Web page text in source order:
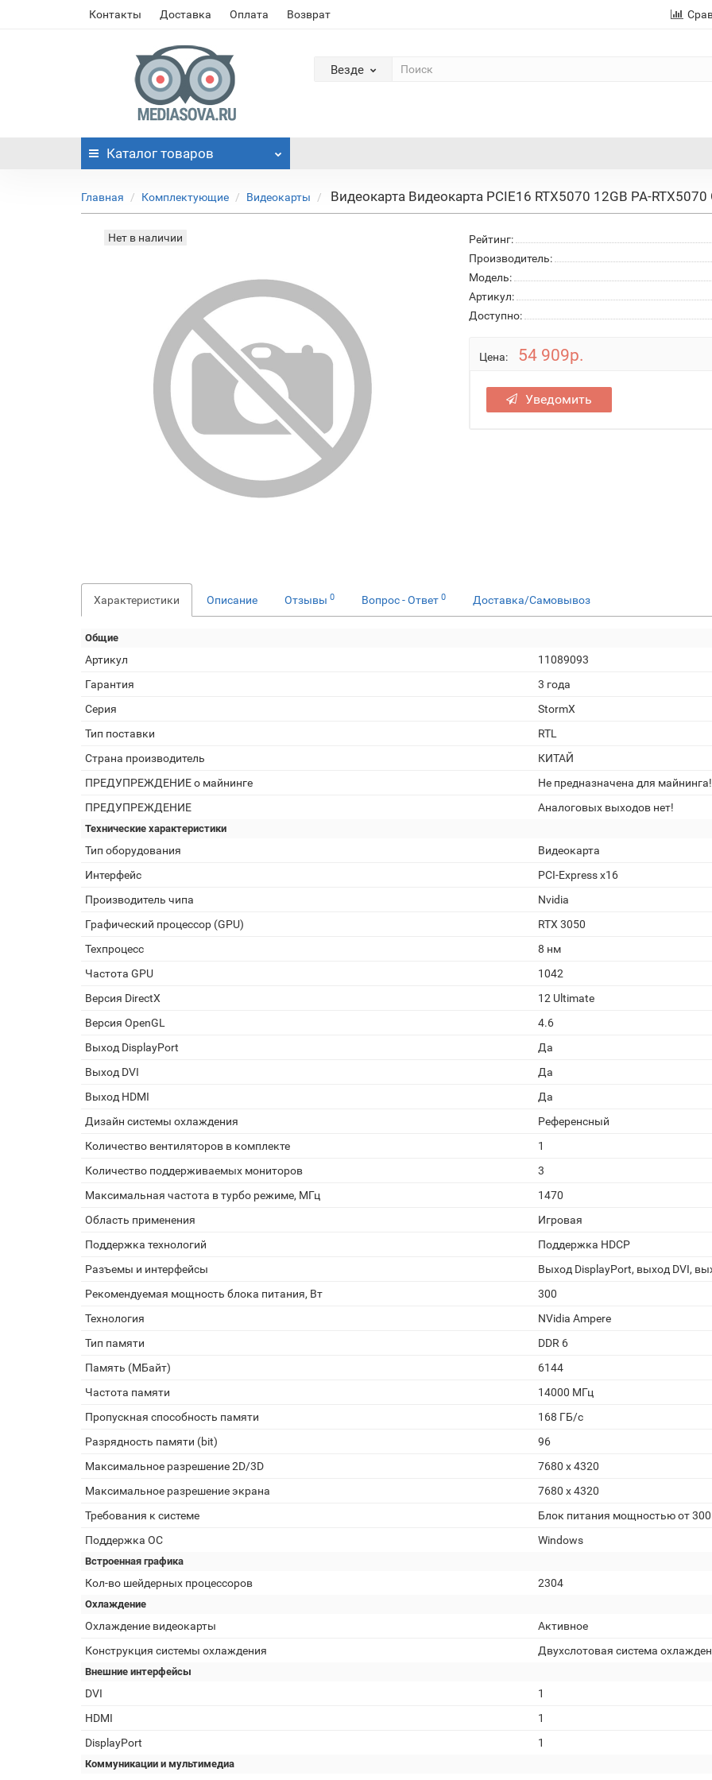
Контакты Доставка Оплата Возврат
Везде
Каталог товаров
Главная Комплектующие Видеокарты Видеокарта Видеокарта PCIE16 RTX5070 12GB PA-RTX5070
Нет в наличии Рейтинг:
Производитель:
Модель:
Артикул:
Доступно:
Цена: 54 909р.
Уведомить
Характеристики Описание Отзывы 0 Вопрос - Ответ 0 Доставка/Самовывоз
Общие
Артикул
11089093
Гарантия
3 года
Серия
StormX
Тип поставки
RTL
Страна производитель
КИТАЙ
ПРЕДУПРЕЖДЕНИЕ о майнинге
Не предназначена для майнинга!
ПРЕДУПРЕЖДЕНИЕ
Аналоговых выходов нет!
Технические характеристики
Тип оборудования
Видеокарта
Интерфейс
PCI-Express x16
Производитель чипа
Nvidia
Графический процессор (GPU)
RTX 3050
Техпроцесс
8 нм
Частота GPU
1042
Версия DirectX
12 Ultimate
Версия OpenGL
4.6
Выход DisplayPort
Да
Выход DVI
Да
Выход HDMI
Да
Дизайн системы охлаждения
Референсный
Количество вентиляторов в комплекте
1
Количество поддерживаемых мониторов
3
Максимальная частота в турбо режиме, МГц
1470
Область применения
Игровая
Поддержка технологий
Поддержка HDCP
Разъемы и интерфейсы
Выход DisplayPort, выход DVI,
Рекомендуемая мощность блока питания, Вт
300
Технология
NVidia Ampere
Тип памяти
DDR 6
Память (МБайт)
6144
Частота памяти
14000 МГц
Пропускная способность памяти
168 ГБ/c
Разрядность памяти (bit)
96
Максимальное разрешение 2D/3D
7680 x 4320
Максимальное разрешение экрана
7680 х 4320
Требования к системе
Блок питания мощностью от
Поддержка ОС
Windows
Встроенная графика
Кол-во шейдерных процессоров 2304
Охлаждение
Охлаждение видеокарты
Активное
Конструкция системы охлаждения
Двухслотовая система
Внешние интерфейсы
DVI
1
HDMI
1
DisplayPort
1
Коммуникации и мультимедиа